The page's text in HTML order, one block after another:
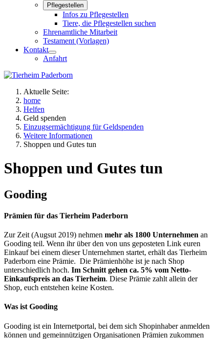
Pflegestellen
Infos zu Pflegestellen
Tiere, die Pflegestellen suchen
Ehrenamtliche Mitarbeit
Testament (Vorlagen)
Kontakt
Anfahrt
Aktuelle Seite:
home
Helfen
Geld spenden
Einzugsermächtigung für Geldspenden
Weitere Informationen
Shoppen und Gutes tun
Shoppen und Gutes tun
Gooding
Prämien für das Tierheim Paderborn
Zur Zeit (Augsut 2019) nehmen mehr als 1800 Unternehmen an
Gooding teil. Wenn ihr über den von uns geposteten Link euren
Einkauf bei einem dieser Unternehmen startet, erhält das Tierheim
Paderborn eine Prämie. Die Prämienhöhe ist je nach Shop
unterschiedlich hoch. Im Schnitt gehen ca. 5% vom Netto-
Einkaufspreis an das Tierheim. Diese Prämie zahlt allein der
Shop, euch entstehen keine Kosten.
Was ist Gooding
Gooding ist ein Internetportal, bei dem sich Shopinhaber anmelden
können und gemeinnützigen Organisationen Prämien zukommen